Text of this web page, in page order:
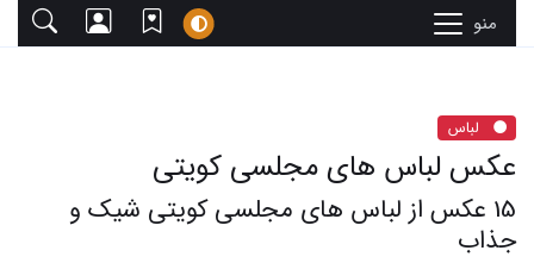
منو
لباس
عکس لباس های مجلسی کویتی
15 عکس از لباس های مجلسی کویتی شیک و
جذاب